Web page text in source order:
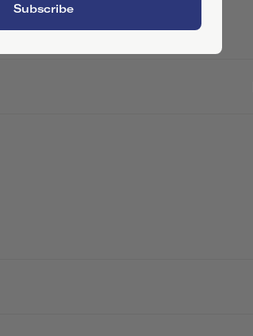
Subscribe